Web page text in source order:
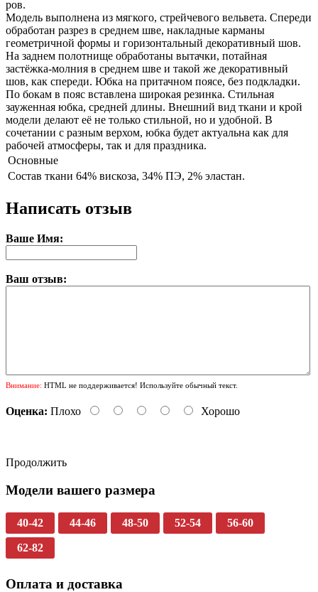
ров.
Модель выполнена из мягкого, стрейчевого вельвета. Спереди
обработан разрез в среднем шве, накладные карманы
геометричной формы и горизонтальный декоративный шов.
На заднем полотнище обработаны вытачки, потайная
застёжка-молния в среднем шве и такой же декоративный
шов, как спереди. Юбка на притачном поясе, без подкладки.
По бокам в пояс вставлена широкая резинка. Стильная
зауженная юбка, средней длины. Внешний вид ткани и крой
модели делают её не только стильной, но и удобной. В
сочетании с разным верхом, юбка будет актуальна как для
рабочей атмосферы, так и для праздника.
Основные
Состав ткани 64% вискоза, 34% ПЭ, 2% эластан.
Написать отзыв
Ваше Имя:
Ваш отзыв:
Внимание: HTML не поддерживается! Используйте обычный текст.
Оценка: Плохо Хорошо
Продолжить
Модели вашего размера
40-42 44-46 48-50 52-54 56-60
62-82
Оплата и доставка